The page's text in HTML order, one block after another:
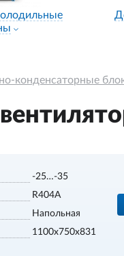
конденсаторные
-25…-35
R404A
Напольная
1100х750х831